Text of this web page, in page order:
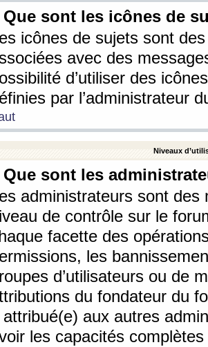
Que sont les icônes de
icônes de sujets sont
avec des
d’utiliser des
par l’administrateur
Niveaux
Que sont les
administrateurs sont
de contrôle sur le
facette des
les
d’utilisateurs ou de
du fondateur du
attribué(e) aux autres
les capacités